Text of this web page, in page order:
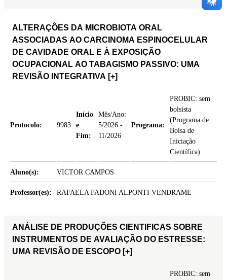
ALTERAÇÕES DA MICROBIOTA ORAL
ASSOCIADAS AO CARCINOMA ESPINOCELULAR
DE CAVIDADE ORAL E À EXPOSIÇÃO
OCUPACIONAL AO TABAGISMO PASSIVO: UMA
REVISÃO INTEGRATIVA [+]
Protocolo: 9983
Início
e
Fim:
Mês/Ano:
5/2026 -
11/2026
Programa:
PROBIC: sem
bolsista
(Programa de
Bolsa de
Iniciação
Científica)
Aluno(s): VICTOR CAMPOS
Professor(es): RAFAELA FADONI ALPONTI VENDRAME
ANÁLISE DE PRODUÇÕES CIENTIFICAS SOBRE
INSTRUMENTOS DE AVALIAÇÃO DO ESTRESSE:
UMA REVISÃO DE ESCOPO [+]
PROBIC: sem